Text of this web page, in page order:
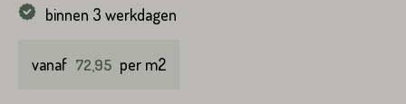
binnen 3 werkdagen
vanaf 72,95 per m2